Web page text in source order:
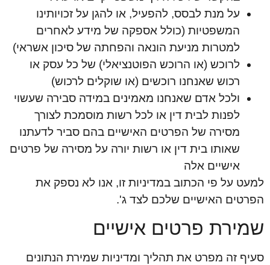
על מנת לבסס, להפעיל, או להגן על זכויותינו
המשפטיות (כולל אספקה של מידע לאחרים
למטרות מניעת הונאה והפחתה של סיכון אשראי)
לרוכש (או הרוכש הפוטנציאלי) של כל עסק או
רכוש שאנחנו רוכשים (או שוקלים לרכוש)
ולכל אדם שאנחנו מאמינים במידה סבירה שעשוי
לפנות לבית דין או לכל רשות מוסמכת לצורך
מסירה של הפרטים האישיים בהם סביר לדעתנו
שאותו בית דין או רשות יורה על מסירה של פרטים
אישיים אלה
למעט על פי הכתוב במדיניות זו, אנו לא נספק את
הפרטים האישיים שלכם לצד ג'.
שמירת פרטים אישיים
סעיף זה מפרט את תהליך ומדיניות שמירת הנתונים